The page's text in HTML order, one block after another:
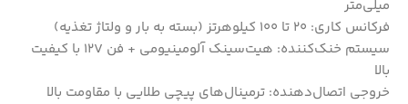
میلی‌متر
فرکانس کاری: 20 تا 100 کیلوهرتز (بسته به بار و ولتاژ تغذیه)
سیستم خنک‌کننده: هیت‌سینک آلومینیومی + فن 12V با کیفیت
بالا
خروجی اتصال‌دهنده: ترمینال‌های پیچی طلایی با مقاومت بالا